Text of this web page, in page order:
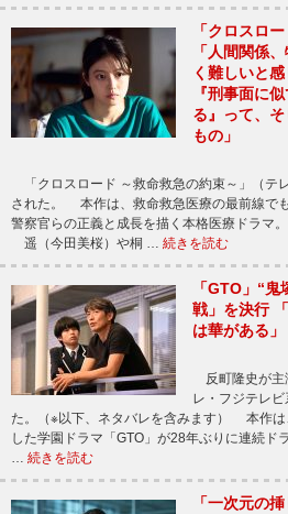
「クロスロ
「人間関係
く難しいと
『刑事面に
る』って、
もの」
「クロスロード ～救命救急の約束～」（テ
された。 本作は、救命救急医療の最前線で
警察官らの正義と成長を描く本格医療ドラマ
遥（今田美桜）や桐 … 続きを読む
「GTO」“
戦」を決行
は華がある」
反町隆史が主
レ・フジテレ
た。（※以下、ネタバレを含みます） 本作は
した学園ドラマ「GTO」が28年ぶりに連続ド
… 続きを読む
「一次元の